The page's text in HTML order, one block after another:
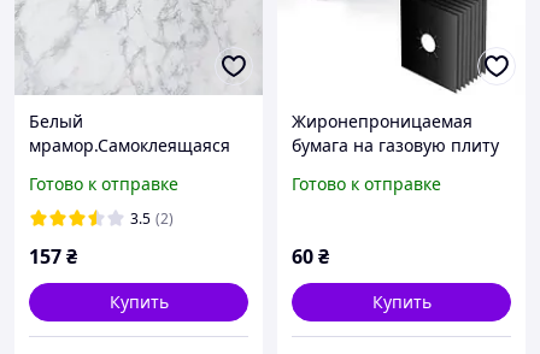
Белый
мрамор.Самоклеящаяся
мрамор для кухни YU227
Готово к отправке
3.5 (2)
157₴
Купить
Жиронепроницаемая
бумага на газовую плиту
Готово к отправке
60₴
Купить